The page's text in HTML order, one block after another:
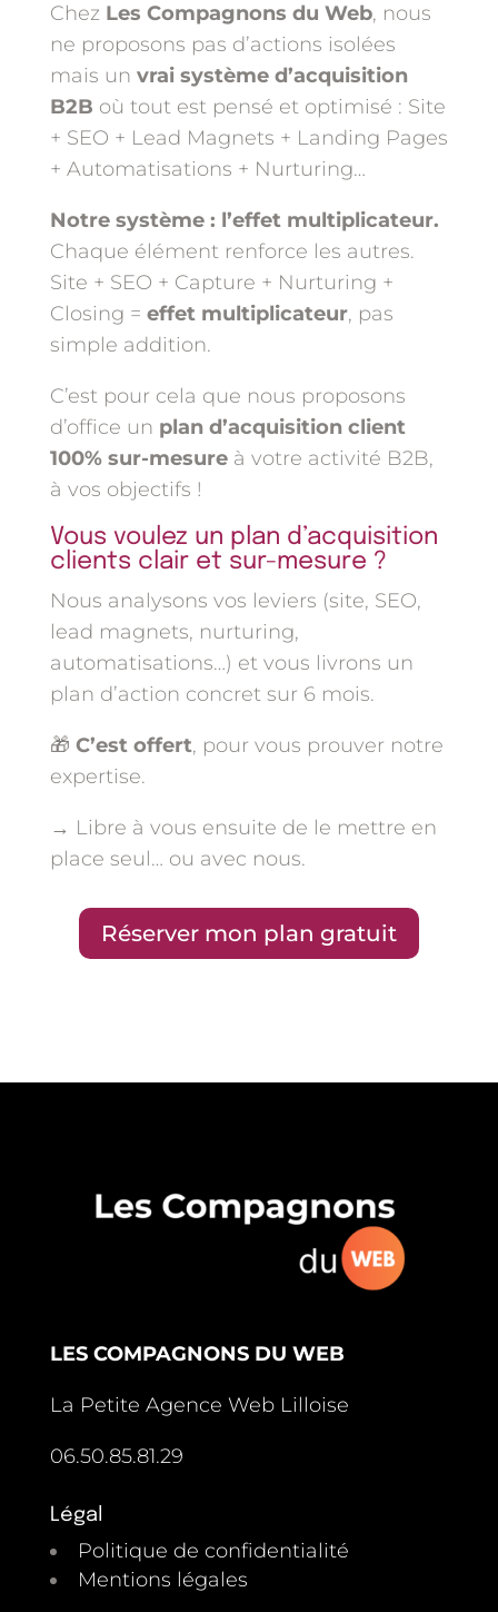
Chez Les Compagnons du Web, nous
ne proposons pas d’actions isolées
mais un vrai système d’acquisition
B2B où tout est pensé et optimisé : Site
+ SEO + Lead Magnets + Landing Pages
+ Automatisations + Nurturing…
Notre système : l’effet multiplicateur.
Chaque élément renforce les autres.
Site + SEO + Capture + Nurturing +
Closing = effet multiplicateur, pas
simple addition.
C’est pour cela que nous proposons
d’office un plan d’acquisition client
100% sur-mesureà votre activité B2B,
à vos objectifs !
Vous voulez un plan d’acquisition
clients clair et sur-mesure ?
Nous analysons vos leviers (site, SEO,
lead magnets, nurturing,
automatisations…) et vous livrons un
plan d’action concret sur 6 mois.
🎁 C’est offert, pour vous prouver notre
expertise.
→ Libre à vous ensuite de le mettre en
place seul… ou avec nous.
Réserver mon plan gratuit
LES COMPAGNONS DU WEB
La Petite Agence Web Lilloise
06.50.85.81.29
Légal
Politique de confidentialité
Mentions légales